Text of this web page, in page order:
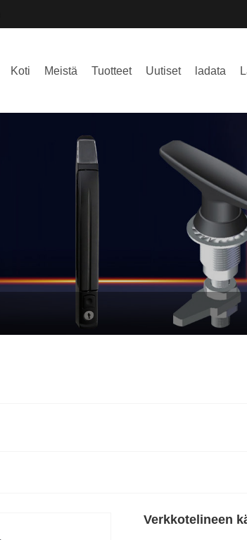
Koti Meistä Tuotteet Uutiset ladata
Verkkotelineen